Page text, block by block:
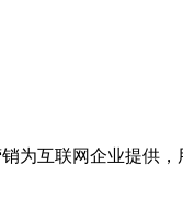
为互联网企业提供